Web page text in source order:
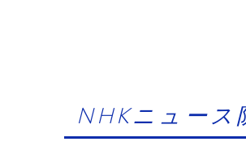
​NHKニュース